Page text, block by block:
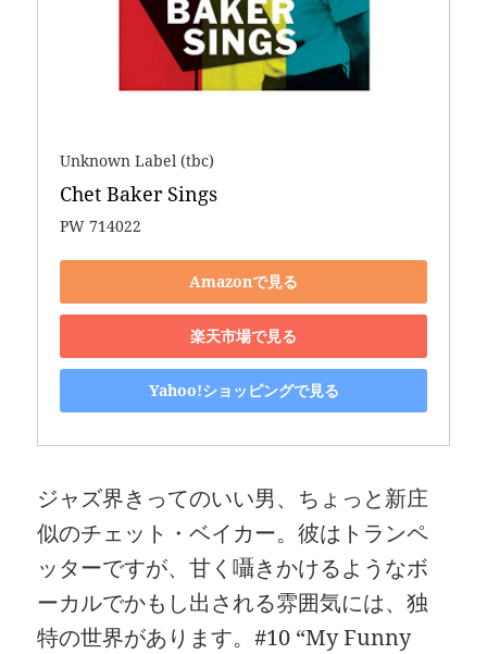
Unknown Label (tbc)
Chet Baker Sings
PW 714022
Amazonで見る
楽天市場で見る
Yahoo!ショッピングで見る
ジャズ界きってのいい男、ちょっと新庄
似のチェット・ベイカー。彼はトランペ
ッターですが、甘く囁きかけるようなボ
ーカルでかもし出される雰囲気には、独
特の世界があります。#10 “My Funny